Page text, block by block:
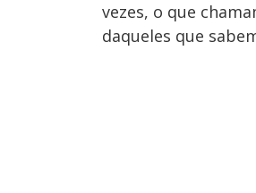
vezes, o que
daqueles que